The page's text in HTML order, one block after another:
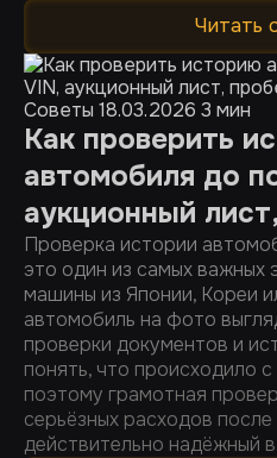
Читать
Советы 18.03.2026 3 мин
Как проверить
автомобиля до
аукционный
Проверка истории
это один из самых важных
машины из Японии, Кореи
автомобиль на фото
проверки документов и
понять, что происходило
поэтому грамотная
серьёзных расходов
действительно надёжный